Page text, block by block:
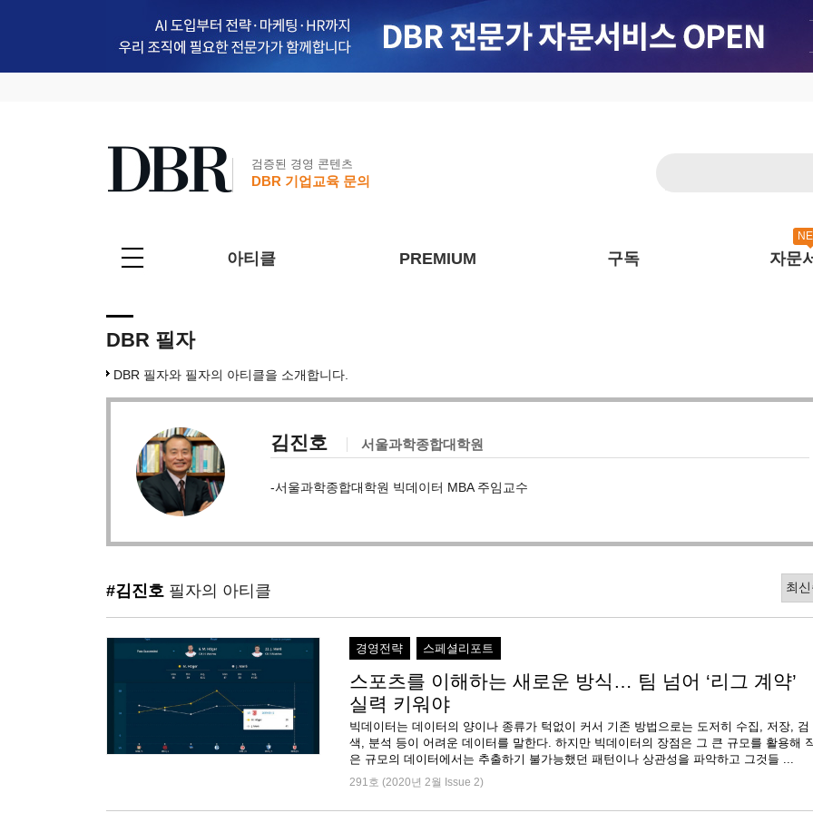
검증된 경영 콘텐츠
DBR 기업교육 문의
아티클 PREMIUM 구독 자문
DBR 필자
DBR 필자와 필자의 아티클을 소개합니다.
김진호 서울과학종합대학원
-서울과학종합대학원 빅데이터 MBA 주임교수
#김진호 필자의 아티클
경영전략 스페셜리포트
스포츠를 이해하는 새로운 방식… 팀 넘어 ‘리그 계약’
실력 키워야
빅데이터는 데이터의 양이나 종류가 턱없이 커서 기존 방법으로는 도저히 수집, 저장, 검
색, 분석 등이 어려운 데이터를 말한다. 하지만 빅데이터의 장점은 그 큰 규모를 활용해
은 규모의 데이터에서는 추출하기 불가능했던 패턴이나 상관성을 파악하고 그것들 ...
291호 (2020년 2월 Issue 2)